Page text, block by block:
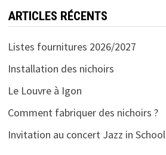
ARTICLES RÉCENTS
Listes fournitures 2026/2027
Installation des nichoirs
Le Louvre à Igon
Comment fabriquer des nichoirs ?
Invitation au concert Jazz in School